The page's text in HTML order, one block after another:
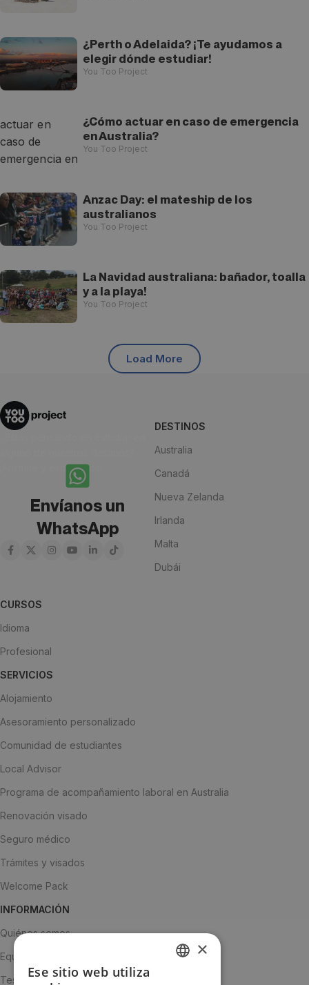
¿Perth o Adelaida? ¡Te ayudamos a
elegir dónde estudiar!
You Too Project
¿Cómo actuar en caso de emergencia
en Australia?
You Too Project
Anzac Day: el mateship de los
australianos
You Too Project
La Navidad australiana: bañador, toalla
y a la playa!
You Too Project
Load More
¡Anímate y escríbenos!
Envíanos un
WhatsApp
DESTINOS
Australia
Canadá
Nueva Zelanda
Irlanda
Malta
Dubái
CURSOS
Idioma
Profesional
SERVICIOS
Alojamiento
Asesoramiento personalizado
Comunidad de estudiantes
Local Advisor
Programa de acompañamiento laboral en Australia
Renovación visado
Seguro médico
Trámites y visados
Welcome Pack
INFORMACIÓN
Quiénes somos
Equipo
Testimonios
×
Ese sitio web utiliza